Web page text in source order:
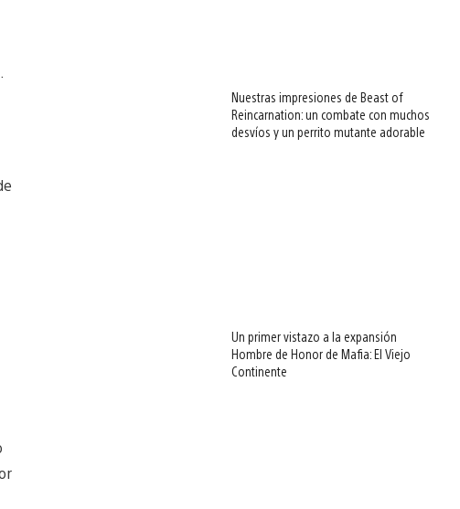
Nuestras impresiones de Beast of
Reincarnation: un combate con muchos
desvíos y un perrito mutante adorable
Un primer vistazo a la expansión
Hombre de Honor de Mafia: El Viejo
Continente